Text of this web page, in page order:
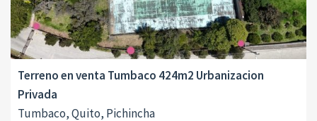
Terreno en venta Tumbaco 424m2 Urbanizacion
Privada
Tumbaco, Quito, Pichincha